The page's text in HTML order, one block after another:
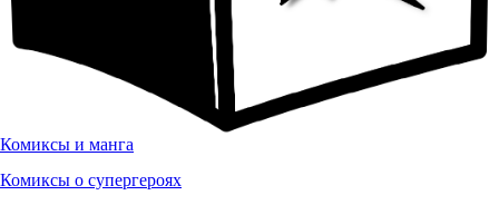
Комиксы и манга
Комиксы о супергероях